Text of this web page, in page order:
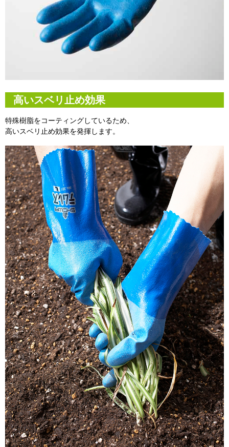
高いスベリ止め効果
特殊樹脂をコーティングしているため、
高いスベリ止め効果を発揮します。